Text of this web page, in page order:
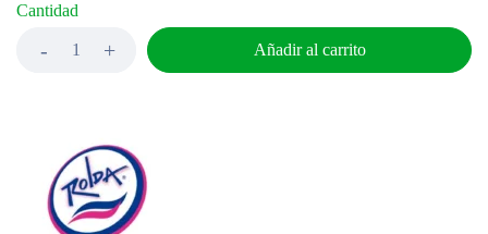
Cantidad
Añadir al carrito